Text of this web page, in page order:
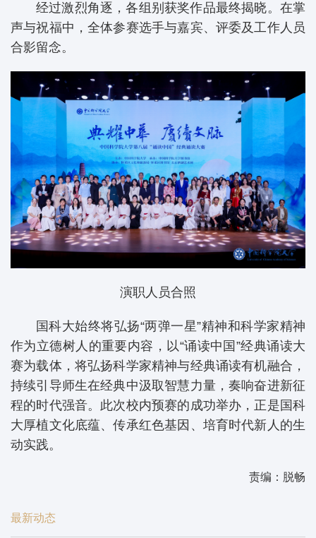
经过激烈角逐，各组别获奖作品最终揭晓。在掌
声与祝福中，全体参赛选手与嘉宾、评委及工作人员
合影留念。
演职人员合照
国科大始终将弘扬“两弹一星”精神和科学家精神
作为立德树人的重要内容，以“诵读中国”经典诵读大
赛为载体，将弘扬科学家精神与经典诵读有机融合，
持续引导师生在经典中汲取智慧力量，奏响奋进新征
程的时代强音。此次校内预赛的成功举办，正是国科
大厚植文化底蕴、传承红色基因、培育时代新人的生
动实践。
责编：脱畅
最新动态